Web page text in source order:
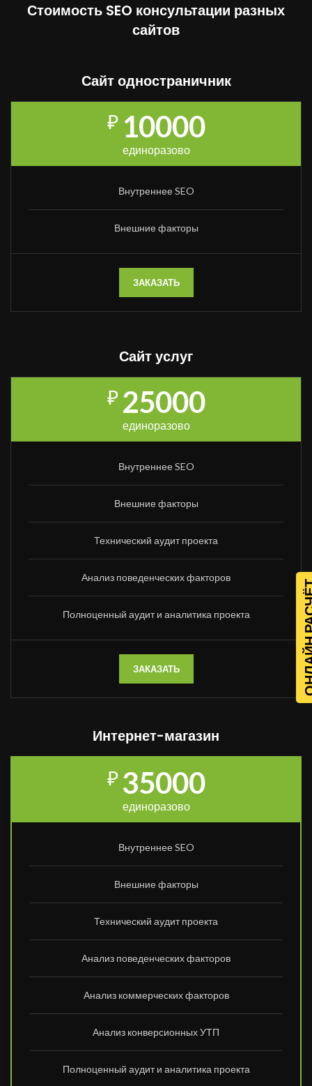
Стоимость SEO консультации разных
сайтов
Сайт одностраничник
₽ 10000
единоразово
Внутреннее SEO
Внешние факторы
ЗАКАЗАТЬ
Сайт услуг
₽ 25000
единоразово
Внутреннее SEO
Внешние факторы
Технический аудит проекта
Анализ поведенческих факторов
Полноценный аудит и аналитика проекта
ЗАКАЗАТЬ
Интернет-магазин
₽35000
единоразово
Внутреннее SEO
Внешние факторы
Технический аудит проекта
Анализ поведенческих факторов
Анализ коммерческих факторов
Анализ конверсионных УТП
Полноценный аудит и аналитика проекта